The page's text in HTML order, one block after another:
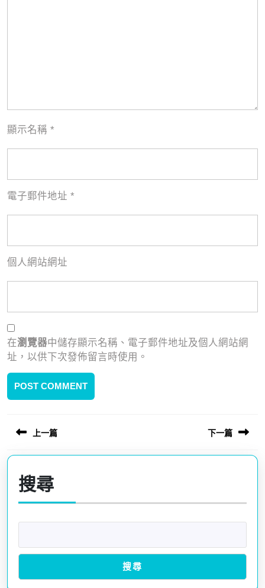
顯示名稱 *
電子郵件地址 *
個人網站網址
在瀏覽器中儲存顯示名稱、電子郵件地址及個人網站網
址，以供下次發佈留言時使用。
導
覽
上一篇
Previous
post:
下一篇
搜尋
搜尋